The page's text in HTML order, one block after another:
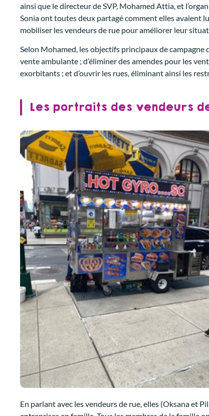
ainsi que le directeur de SVP, Mohamed Attia, et
Sonia ont toutes deux partagé comment elles avaient
mobiliser les vendeurs de rue pour améliorer leur
Selon Mohamed, les objectifs principaux de campagne
vente ambulante ; d’éliminer des amendes pour les
exorbitants ; et d’ouvrir les rues, éliminant ainsi les
Les portraits des vendeurs
En parlant avec les vendeurs de rue, elles (Oksana et